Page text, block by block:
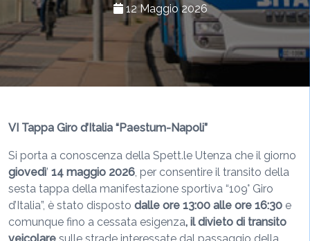
12 Maggio 2026
VI Tappa Giro d’Italia “Paestum-Napoli”
Si porta a conoscenza della Spett.le Utenza che il giorno
giovedì’ 14 maggio 2026, per consentire il transito della
sesta tappa della manifestazione sportiva “109° Giro
d’Italia”, è stato disposto dalle ore 13:00 alle ore 16:30 e
comunque fino a cessata esigenza, il divieto di transito